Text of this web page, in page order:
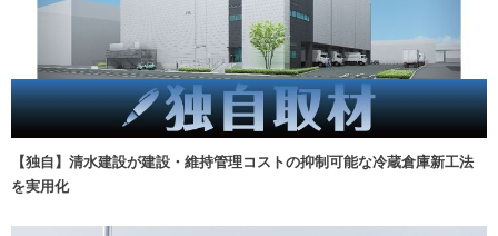
【独自】清水建設が建設・維持管理コストの抑制可能な冷蔵倉庫新工法
を実用化